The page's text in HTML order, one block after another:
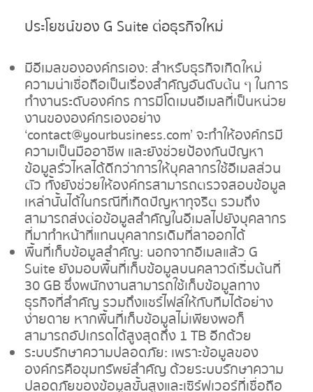
ประโยชน์ของ G Suite ต่อธุรกิจใหม่
มีอีเมลขององค์กรเอง: สำหรับธุรกิจเกิดใหม่
ความน่าเชื่อถือเป็นเรื่องสำคัญอันดับต้น ๆ ในการ
ทำงานระดับองค์กร การมีโดเมนอีเมลที่เป็นหน่วย
งานขององค์กรเองอย่าง
‘contact@yourbusiness.com’ จะทำให้องค์กรมี
ความเป็นมืออาชีพ และยังช่วยป้องกันปัญหา
ข้อมูลรั่วไหลได้ดีกว่าการให้บุคลากรใช้อีเมลส่วน
ตัว ทั้งยังช่วยให้องค์กรสามารถตรวจสอบข้อมูล
เหล่านั้นได้ในกรณีที่เกิดปัญหาทุจริต รวมถึง
สามารถส่งต่อข้อมูลสำคัญในอีเมลไปยังบุคลากร
ที่มาทำหน้าที่แทนบุคลากรเดิมที่ลาออกได้
พื้นที่เก็บข้อมูลสำคัญ: นอกจากอีเมลแล้ว G
Suite ยังมอบพื้นที่เก็บข้อมูลบนคลาวด์เริ่มต้นที่
30 GB ซึ่งพนักงานสามารถใช้เก็บข้อมูลทาง
ธุรกิจที่สำคัญ รวมถึงแชร์ไฟล์ให้กับทีมได้อย่าง
ง่ายดาย หากพื้นที่เก็บข้อมูลไม่เพียงพอก็
สามารถอัปเกรดได้สูงสุดถึง 1 TB อีกด้วย
ระบบรักษาความปลอดภัย: เพราะข้อมูลของ
องค์กรคือขุมทรัพย์สำคัญ ด้วยระบบรักษาความ
ปลอดภัยของข้อมูลขั้นสูงและเซิร์ฟเวอร์ที่เชื่อถือ